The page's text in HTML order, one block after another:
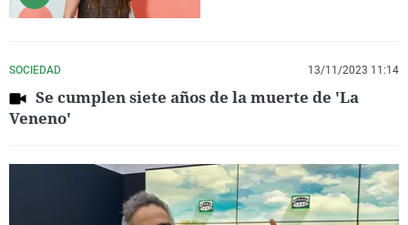
SOCIEDAD 13/11/2023 11:14
Se cumplen siete años de la muerte de 'La
Veneno'